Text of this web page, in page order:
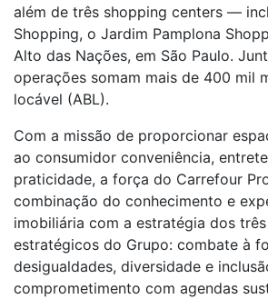
além de três shopping centers —
Shopping, o Jardim Pamplona
Alto das Nações, em São Paulo.
operações somam mais de 400 mil
locável (ABL).
Com a missão de proporcionar
ao consumidor conveniência,
praticidade, a força do Carrefour
combinação do conhecimento e
imobiliária com a estratégia dos
estratégicos do Grupo: combate à
desigualdades, diversidade e
comprometimento com agendas